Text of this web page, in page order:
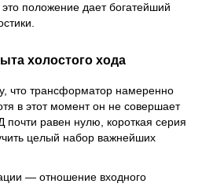
положение дает богатейший
холостого хода
что трансформатор намеренно
в этот момент он не совершает
почти равен нулю, короткая серия
целый набор важнейших
— отношение входного